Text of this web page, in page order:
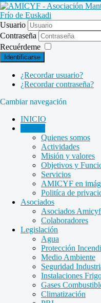
Usuario
Contraseña
Recuérdeme
Identificarse
¿Recordar usuario?
¿Recordar contraseña?
Cambiar navegación
INICIO
Quienes somos
Actividades
Misión y valores
Objetivos y
Servicios
AMICYF en
Politíca de
Asociados
Asociados Amicyf
Colaboradores
Legislación
Agua
Protección
Medio Ambiente
Seguridad
Instalaciones
Gases
Climatización